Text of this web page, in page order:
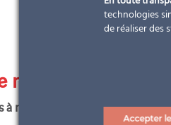
(presque)
à réaliser vos rêves solaires !
technologies
de réaliser des
Accepter